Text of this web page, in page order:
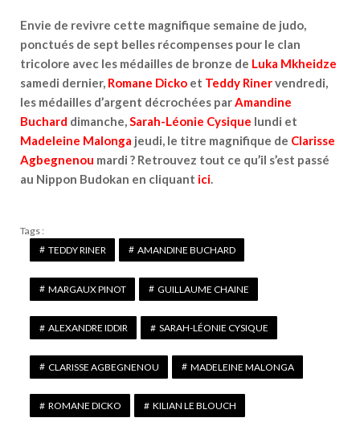
Envie de revivre cette magnifique semaine de judo,
ponctués de sept belles récompenses pour le clan
tricolore avec les médailles de bronze de Luka Mkheidze
samedi dernier, Romane Dicko et Teddy Rinervendredi,
les médailles d’argent décrochées parAmandine
Buchard dimanche,Sarah-Léonie Cysique lundi et
Madeleine Malonga jeudi, le titre magnifique de Clarisse
Agbegnenou mardi ? Retrouvez tout ce qu’il s’est passé
au Nippon Budokan en cliquant ici.
Tags :
TEDDY RINER
AMANDINE BUCHARD
MARGAUX PINOT GUILLAUME CHAINE
ALEXANDRE IDDIR SARAH-LÉONIE CYSIQUE
CLARISSE AGBEGNENOU MADELEINE MALONGA
ROMANE DICKO KILIAN LE BLOUCH